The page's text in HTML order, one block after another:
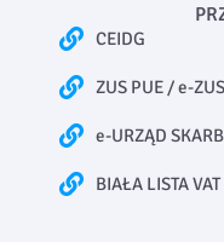
CEIDG
ZUS PUE / e-ZUS
e-URZĄD
BIAŁA LISTA VAT